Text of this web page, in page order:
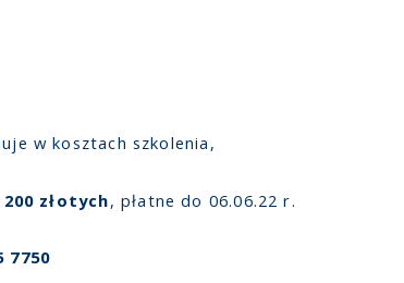
w kosztach szkolenia,
200 złotych, płatne do 06.06.22 r.
7750